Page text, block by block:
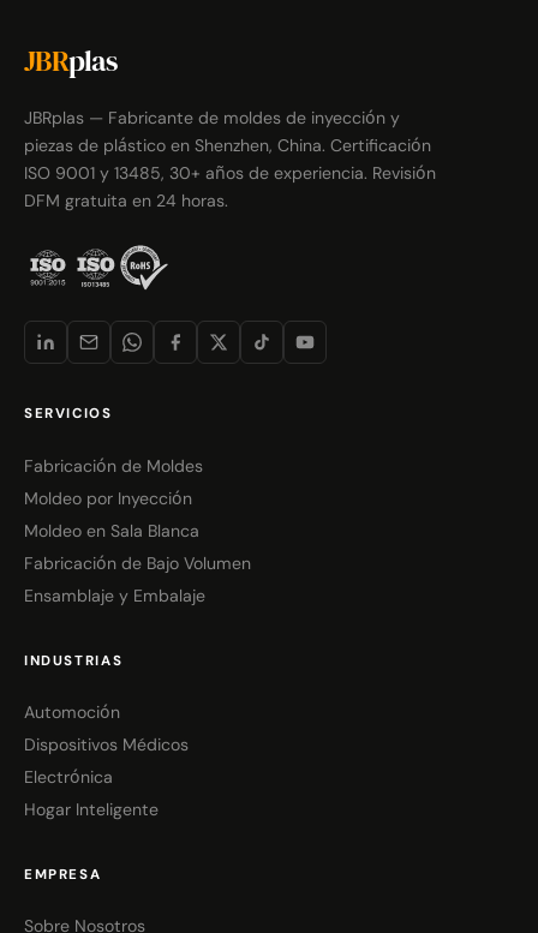
JBRplas
JBRplas — Fabricante de moldes de inyección y
piezas de plástico en Shenzhen, China. Certificación
ISO 9001 y 13485, 30+ años de experiencia. Revisión
DFM gratuita en 24 horas.
SERVICIOS
Fabricación de Moldes
Moldeo por Inyección
Moldeo en Sala Blanca
Fabricación de Bajo Volumen
Ensamblaje y Embalaje
INDUSTRIAS
Automoción
Dispositivos Médicos
Electrónica
Hogar Inteligente
EMPRESA
Sobre Nosotros